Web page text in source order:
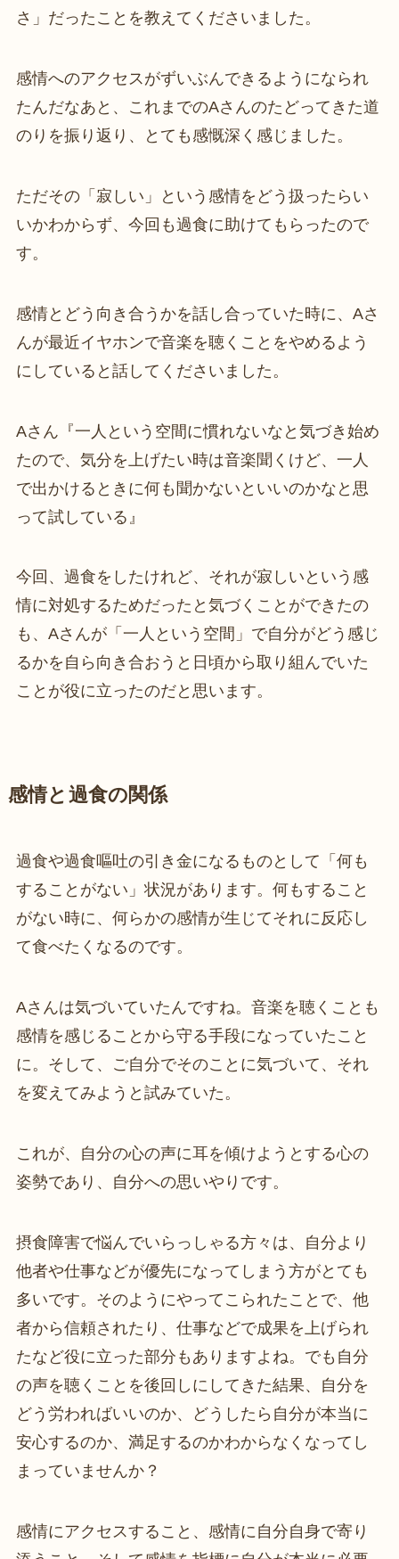
さ」だったことを教えてくださいました。
感情へのアクセスがずいぶんできるようになられ
たんだなあと、これまでのAさんのたどってきた道
のりを振り返り、とても感慨深く感じました。
ただその「寂しい」という感情をどう扱ったらい
いかわからず、今回も過食に助けてもらったので
す。
感情とどう向き合うかを話し合っていた時に、Aさ
んが最近イヤホンで音楽を聴くことをやめるよう
にしていると話してくださいました。
Aさん『一人という空間に慣れないなと気づき始め
たので、気分を上げたい時は音楽聞くけど、一人
で出かけるときに何も聞かないといいのかなと思
って試している』
今回、過食をしたけれど、それが寂しいという感
情に対処するためだったと気づくことができたの
も、Aさんが「一人という空間」で自分がどう感じ
るかを自ら向き合おうと日頃から取り組んでいた
ことが役に立ったのだと思います。
感情と過食の関係
過食や過食嘔吐の引き金になるものとして「何も
することがない」状況があります。何もすること
がない時に、何らかの感情が生じてそれに反応し
て食べたくなるのです。
Aさんは気づいていたんですね。音楽を聴くことも
感情を感じることから守る手段になっていたこと
に。そして、ご自分でそのことに気づいて、それ
を変えてみようと試みていた。
これが、自分の心の声に耳を傾けようとする心の
姿勢であり、自分への思いやりです。
摂食障害で悩んでいらっしゃる方々は、自分より
他者や仕事などが優先になってしまう方がとても
多いです。そのようにやってこられたことで、他
者から信頼されたり、仕事などで成果を上げられ
たなど役に立った部分もありますよね。でも自分
の声を聴くことを後回しにしてきた結果、自分を
どう労わればいいのか、どうしたら自分が本当に
安心するのか、満足するのかわからなくなってし
まっていませんか？
感情にアクセスすること、感情に自分自身で寄り